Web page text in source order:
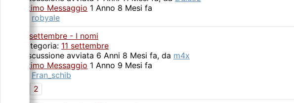
Ultimo Messaggio 1 Anno 8 Mesi fa
robyale
11 settembre - I nomi
Categoria: 11 settembre
Discussione avviata 6 Anni 8 Mesi fa, da m4x
Ultimo Messaggio 1 Anno 9 Mesi fa
Fran_schib
2